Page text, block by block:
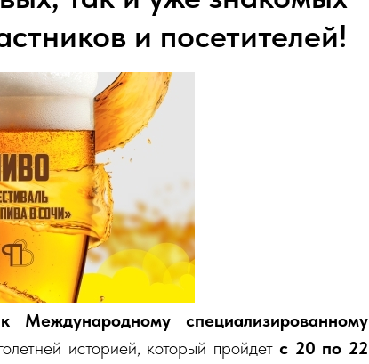
и посетителей!
Международному специализированному
историей, который пройдетс 20 по 22